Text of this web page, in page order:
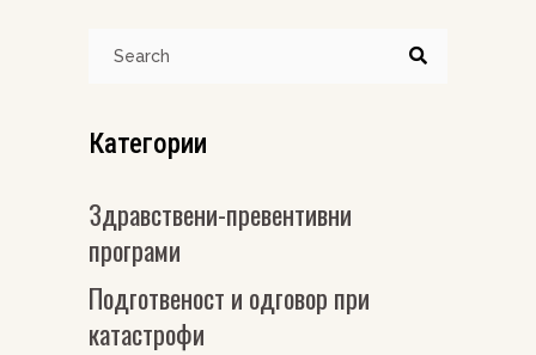
for:
Категории
Здравствени-превентивни
програми
Подготвеност и одговор при
катастрофи